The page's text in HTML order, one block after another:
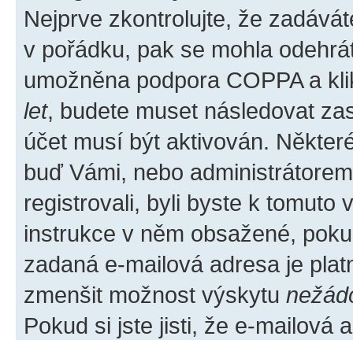
Nejprve zkontrolujte, že
v pořádku, pak se mohla
umožněna podpora COPPA a
let, budete muset následovat
účet musí být aktivován.
buď Vámi, nebo
registrovali, byli byste k tomuto
instrukce v něm obsažené,
zadaná e-mailová adresa je
zmenšit možnost výskytu
Pokud si jste jisti, že e-mailová